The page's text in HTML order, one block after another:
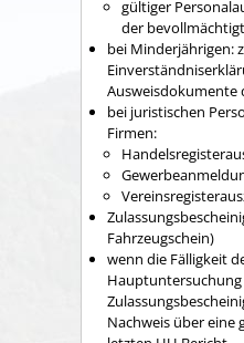
gültiger
der
bei Minderjährigen:
Ausweisdokumente
bei juristischen
Firmen:
Fahrzeugschein)
wenn die Fälligkeit
Nachweis über eine